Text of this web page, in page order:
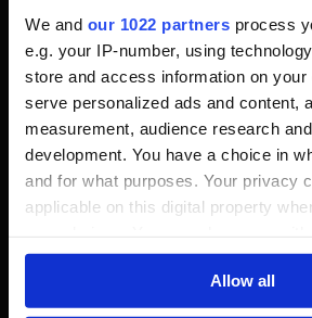
We and our 1022 partners process
e.g. your IP-number, using
store and access information on your
serve personalized ads and content,
measurement, audience research
development. You have a choice in
and for what purposes. Your privacy
applicable on this digital property
any time from the Cookie
Allow all
Taktik
Wie läuft das ganze ab? Du
Kopfschüssen dein Adrenalin
kannst du die ersten Fertigkeiten
gegebenenfalls deine Waffen zu
anzugreifen, um ihnen
genug haust du mit Gae Bolg